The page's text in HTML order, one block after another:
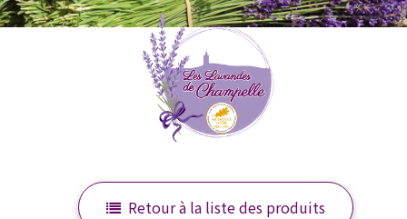
Retour à la liste des produits